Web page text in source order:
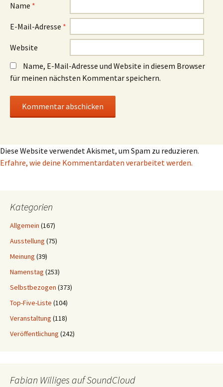
Name *
E-Mail-Adresse *
Website
Name, E-Mail-Adresse und Website in diesem Browser
für meinen nächsten Kommentar speichern.
Diese Website verwendet Akismet, um Spam zu reduzieren.
Erfahre, wie deine Kommentardaten verarbeitet werden.
Kategorien
Allgemein (167)
Ausstellung (75)
Meinung (39)
Namenstag (253)
Selbstbezogen (373)
Top-Five-Liste (104)
Veranstaltung (118)
Veröffentlichung (242)
Fabian Williges auf SoundCloud